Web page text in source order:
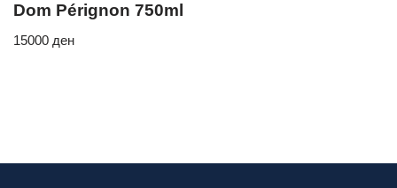
Dom Pérignon 750ml
15000 ден